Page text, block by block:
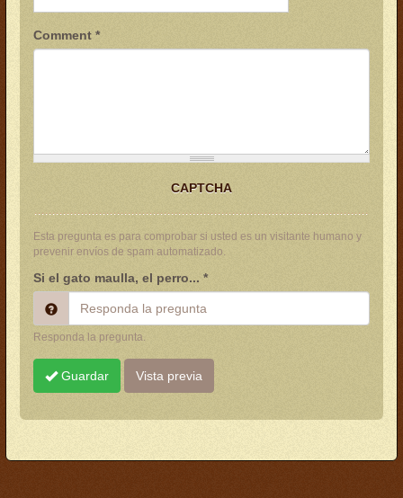
Comment *
CAPTCHA
Esta pregunta es para comprobar si usted es un visitante humano y
prevenir envíos de spam automatizado.
Si el gato maulla, el perro... *
Responda la pregunta.
Guardar Vista previa